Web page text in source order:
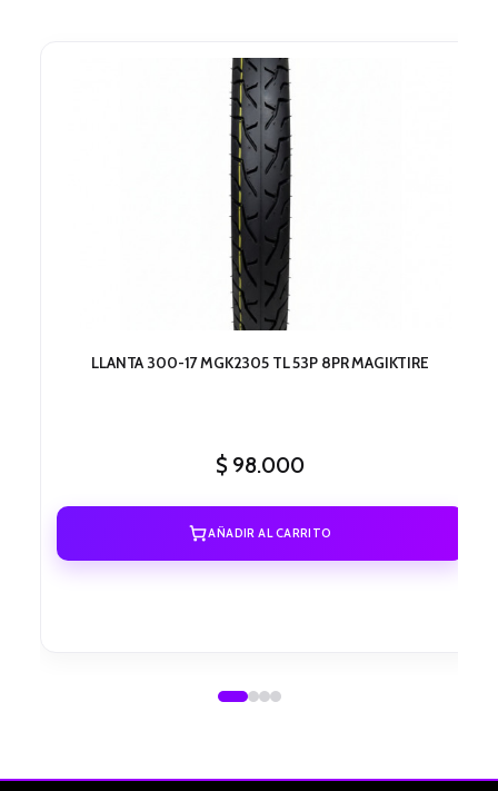
LLANTA 300-17 MGK2305 TL 53P 8PR MAGIKTIRE
$ 98.000
AÑADIR AL CARRITO